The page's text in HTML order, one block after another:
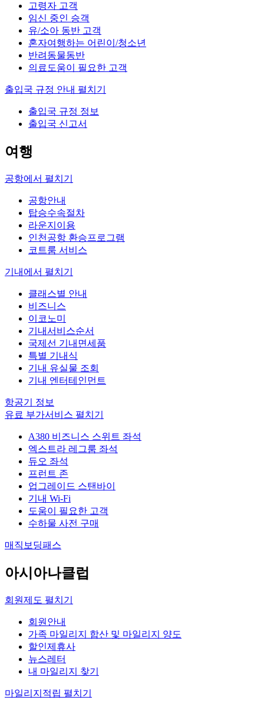
고령자 고객
임신 중인 승객
유/소아 동반 고객
혼자여행하는 어린이/청소년
반려동물동반
의료도움이 필요한 고객
출입국 규정 안내 펼치기
출입국 규정 정보
출입국 신고서
여행
공항에서 펼치기
공항안내
탑승수속절차
라운지이용
인천공항 환승프로그램
코트룸 서비스
기내에서 펼치기
클래스별 안내
비즈니스
이코노미
기내서비스순서
국제선 기내면세품
특별 기내식
기내 유실물 조회
기내 엔터테인먼트
항공기 정보
유료 부가서비스 펼치기
A380 비즈니스 스위트 좌석
엑스트라 레그룸 좌석
듀오 좌석
프런트 존
업그레이드 스탠바이
기내 Wi-Fi
도움이 필요한 고객
수하물 사전 구매
매직보딩패스
아시아나클럽
회원제도 펼치기
회원안내
가족 마일리지 합산 및 마일리지 양도
할인제휴사
뉴스레터
내 마일리지 찾기
마일리지적립 펼치기